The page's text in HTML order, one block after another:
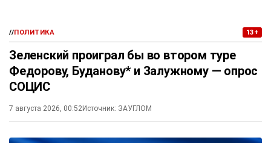
//ПОЛИТИКА 13+
Зеленский проиграл бы во втором туре
Федорову, Буданову* и Залужному — опрос
СОЦИС
7 августа 2026, 00:52Источник: ЗАУГЛОМ